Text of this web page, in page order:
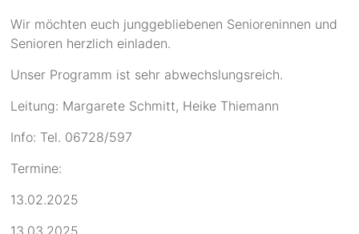
Wir möchten euch junggebliebenen Senioreninnen und
Senioren herzlich einladen.
Unser Programm ist sehr abwechslungsreich.
Leitung: Margarete Schmitt, Heike Thiemann
Info: Tel. 06728/597
Termine:
13.02.2025
13.03.2025